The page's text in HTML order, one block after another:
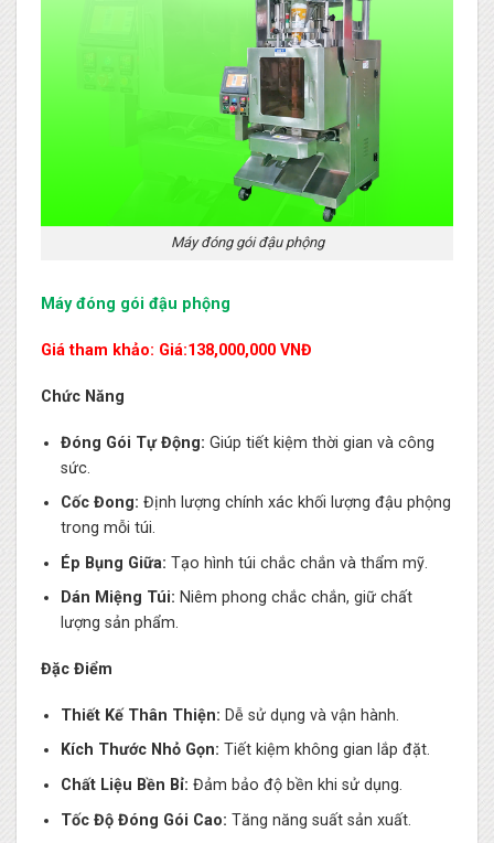
Máy đóng gói đậu phộng
Máy đóng gói đậu phộng
Giá tham khảo: Giá:138,000,000 VNĐ
Chức Năng
Đóng Gói Tự Động: Giúp tiết kiệm thời gian và công
sức.
Cốc Đong: Định lượng chính xác khối lượng đậu phộng
trong mỗi túi.
Ép Bụng Giữa: Tạo hình túi chắc chắn và thẩm mỹ.
Dán Miệng Túi: Niêm phong chắc chắn, giữ chất
lượng sản phẩm.
Đặc Điểm
Thiết Kế Thân Thiện: Dễ sử dụng và vận hành.
Kích Thước Nhỏ Gọn: Tiết kiệm không gian lắp đặt.
Chất Liệu Bền Bỉ: Đảm bảo độ bền khi sử dụng.
Tốc Độ Đóng Gói Cao: Tăng năng suất sản xuất.